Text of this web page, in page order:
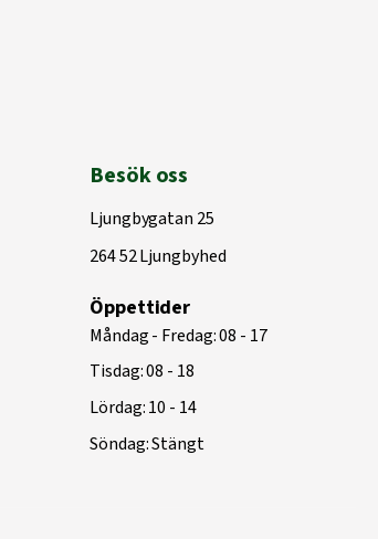
Besök oss
Ljungbygatan 25
264 52 Ljungbyhed
Öppettider
Måndag - Fredag: 08 - 17
Tisdag: 08 - 18
Lördag: 10 - 14
Söndag: Stängt